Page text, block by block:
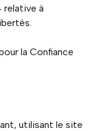
relative à
la Confiance
utilisant le site